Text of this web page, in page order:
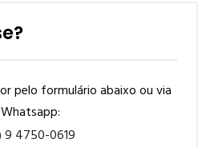
pelo formulário abaixo ou via
Whatsapp:
9 4750-0619